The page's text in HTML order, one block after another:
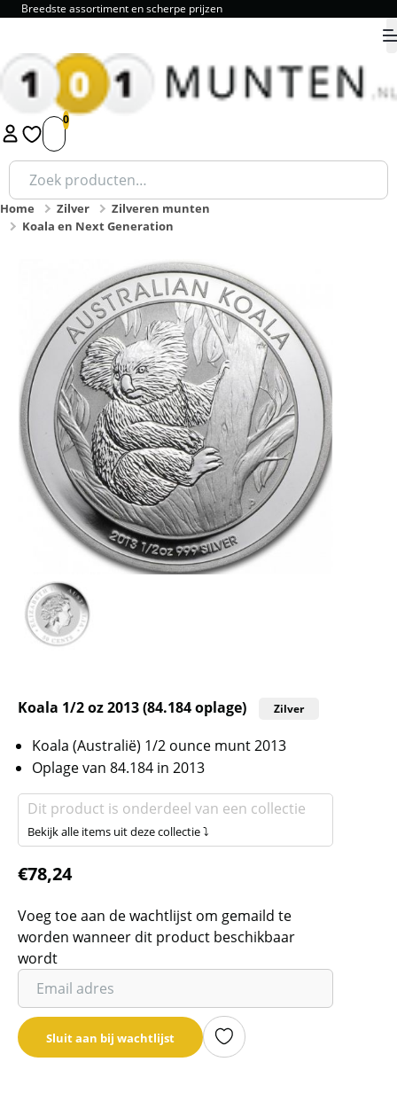
Breedste assortiment en scherpe prijzen
1 2 3 4 5 9.8
Zoeken
naar:
Home Zilver
Zilveren munten
Koala en Next Generation
Koala 1/2 oz 2013 (84.184 oplage) Zilver
Koala (Australië) 1/2 ounce munt 2013
Oplage van 84.184 in 2013
Dit product is onderdeel van een collectie
Bekijk alle items uit deze collectie ⤵
€78,24
Voeg toe aan de wachtlijst om gemaild te
worden wanneer dit product beschikbaar
wordt
Vul
je
email
adresSluit aan bij wachtlijst